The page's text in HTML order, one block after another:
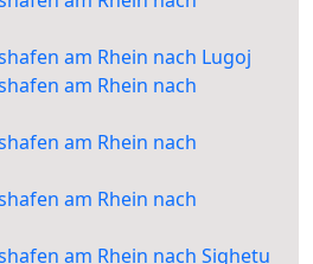
am Rhein nach Lugoj
am Rhein nach
am Rhein nach
am Rhein nach
am Rhein nach Sighetu